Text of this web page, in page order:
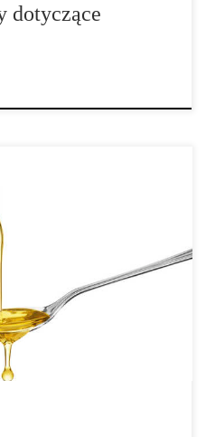
dotyczące
na zimno, pochodzi tylko i
w wartości odżywcze, olej z
dostępny w supermarketach.
pożywieniem przez
olej, to z drugiej strony dużo
dowolny rodzaj oleju z
ten […]